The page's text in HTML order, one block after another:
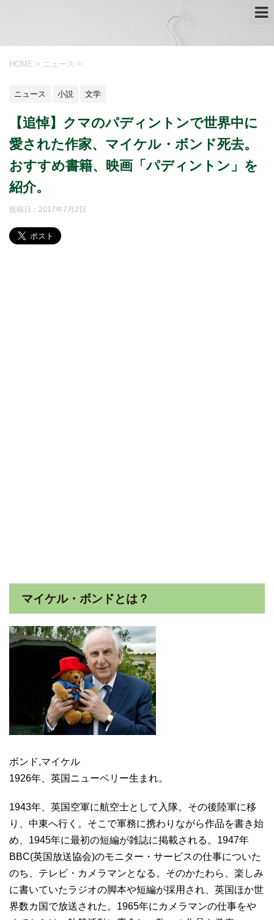
HOME > ニュース >
ニュース 小説 文学
【追悼】クマのパディントンで世界中に
愛された作家、マイケル・ボンド死去。
おすすめ書籍、映画「パディントン」を
紹介。
投稿日： 2017年7月2日
マイケル・ボンドとは？
ボンド,マイケル
1926年、英国ニューベリー生まれ。
1943年、英国空軍に航空士として入隊。その後陸軍に移
り、中東へ行く。そこで軍務に携わりながら作品を書き始
め、1945年に最初の短編が雑誌に掲載される。1947年
BBC(英国放送協会)のモニター・サービスの仕事についた
のち、テレビ・カメラマンとなる。そのかたわら、楽しみ
に書いていたラジオの脚本や短編が採用され、英国ほか世
界数カ国で放送された。1965年にカメラマンの仕事をや